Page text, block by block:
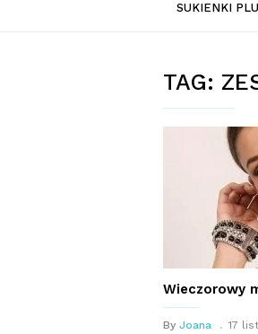
SUKIENKI
TAG:
Wieczorowy
By Joana 17